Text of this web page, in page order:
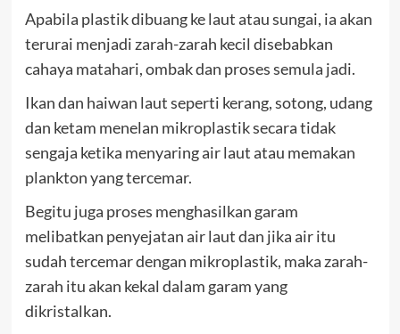
Apabila plastik dibuang ke laut atau sungai, ia akan
terurai menjadi zarah-zarah kecil disebabkan
cahaya matahari, ombak dan proses semula jadi.
Ikan dan haiwan laut seperti kerang, sotong, udang
dan ketam menelan mikroplastik secara tidak
sengaja ketika menyaring air laut atau memakan
plankton yang tercemar.
Begitu juga proses menghasilkan garam
melibatkan penyejatan air laut dan jika air itu
sudah tercemar dengan mikroplastik, maka zarah-
zarah itu akan kekal dalam garam yang
dikristalkan.